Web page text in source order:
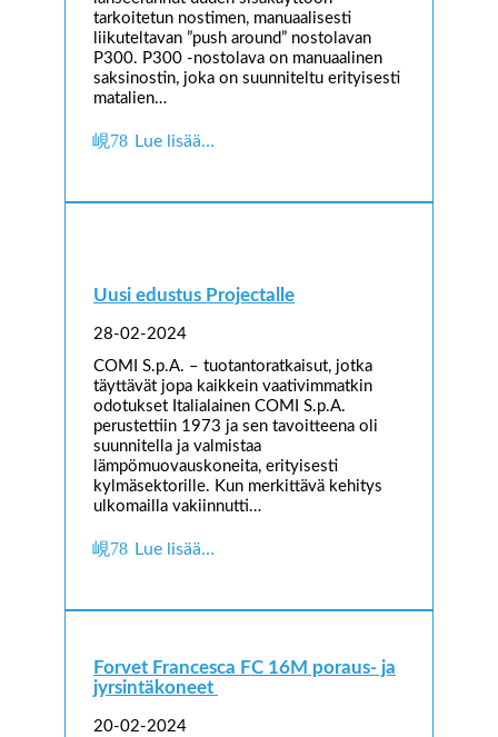
tarkoitetun nostimen, manuaalisesti
liikuteltavan ”push around” nostolavan
P300. P300 -nostolava on manuaalinen
saksinostin, joka on suunniteltu erityisesti
matalien…
Lue lisää…
Uusi edustus Projectalle
28-02-2024
COMI S.p.A. – tuotantoratkaisut, jotka
täyttävät jopa kaikkein vaativimmatkin
odotukset Italialainen COMI S.p.A.
perustettiin 1973 ja sen tavoitteena oli
suunnitella ja valmistaa
lämpömuovauskoneita, erityisesti
kylmäsektorille. Kun merkittävä kehitys
ulkomailla vakiinnutti…
Lue lisää…
Forvet Francesca FC 16M poraus- ja
jyrsintäkoneet
20-02-2024